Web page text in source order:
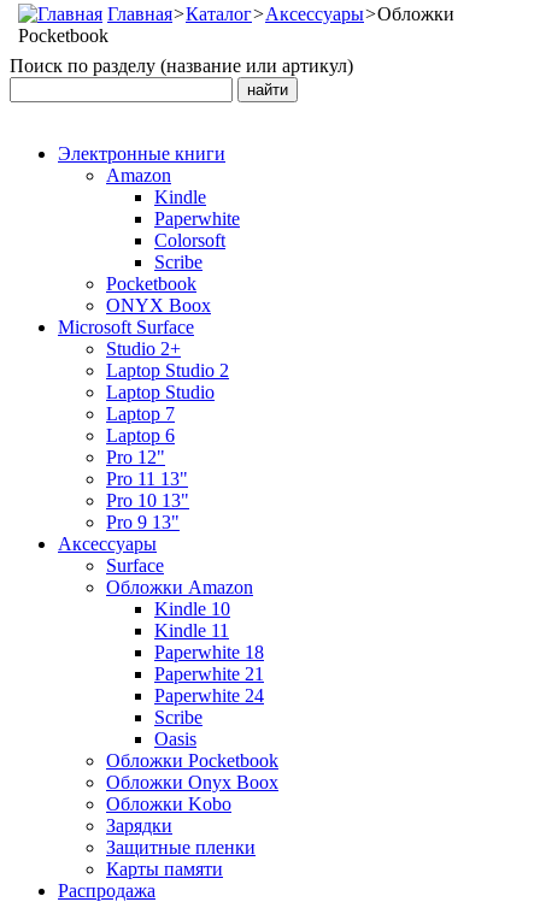
Главная>Каталог>Аксессуары>Обложки
Pocketbook
Поиск по разделу (название или артикул)
Электронные книги
Amazon
Kindle
Paperwhite
Colorsoft
Scribe
Pocketbook
ONYX Boox
Microsoft Surface
Studio 2+
Laptop Studio 2
Laptop Studio
Laptop 7
Laptop 6
Pro 12"
Pro 11 13"
Pro 10 13"
Pro 9 13"
Аксессуары
Surface
Обложки Amazon
Kindle 10
Kindle 11
Paperwhite 18
Paperwhite 21
Paperwhite 24
Scribe
Oasis
Обложки Pocketbook
Обложки Onyx Boox
Обложки Kobo
Зарядки
Защитные пленки
Карты памяти
Распродажа